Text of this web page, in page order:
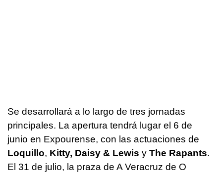
Se desarrollará a lo largo de tres jornadas
principales. La apertura tendrá lugar el 6 de
junio en Expourense, con las actuaciones de
Loquillo, Kitty, Daisy & Lewis y The Rapants.
El 31 de julio, la praza de A Veracruz de O